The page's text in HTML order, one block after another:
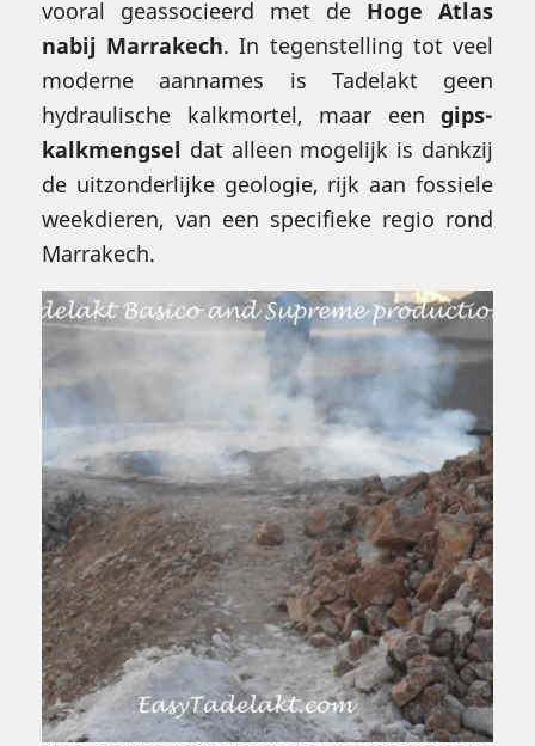
vooral geassocieerd met de Hoge Atlas
nabij Marrakech. In tegenstelling tot veel
moderne aannames is Tadelakt geen
hydraulische kalkmortel, maar een gips-
kalkmengsel dat alleen mogelijk is dankzij
de uitzonderlijke geologie, rijk aan fossiele
weekdieren, van een specifieke regio rond
Marrakech.